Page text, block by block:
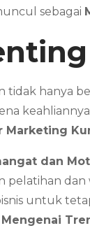
sebagai
tidak hanya
Marketing
dan
pelatihan dan
untuk